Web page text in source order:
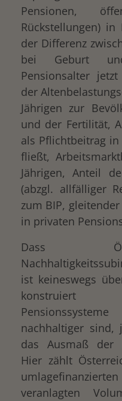
Pensionen,
Rückstellungen)
der Differenz
bei Geburt
Pensionsalter
der
Jährigen zur
und der Fertilität,
als Pflichtbeitrag in
fließt,
Jährigen, Anteil
(abzgl. allfälliger
zum BIP,
in privaten
Dass
ist keineswegs
nachhaltiger
das Ausmaß der
Hier zählt
veranlagten